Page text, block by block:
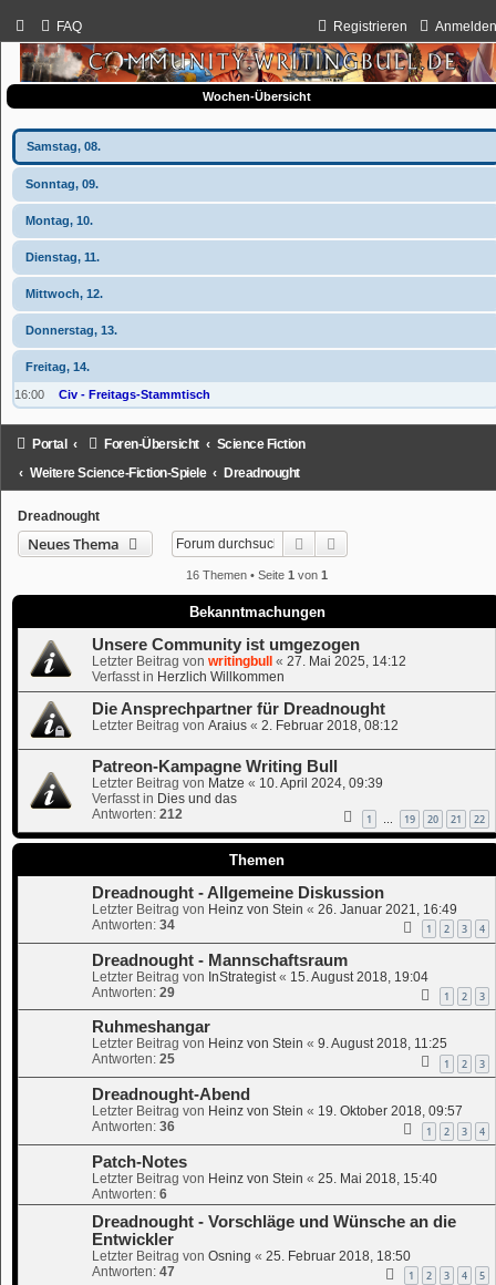
FAQ Registrieren
Wochen-Übersicht
Samstag, 08.
Sonntag, 09.
Montag, 10.
Dienstag, 11.
Mittwoch, 12.
Donnerstag, 13.
Freitag, 14.
16:00 Civ - Freitags-Stammtisch
Portal Foren-Übersicht
Science Fiction
Weitere Science-Fiction-Spiele
Dreadnought
Dreadnought
Neues Thema Suche
16 Themen • Seite1 von1
Bekanntmachungen
Unsere Community ist umgezogen
Letzter Beitrag von writingbull « 27. Mai 2025, 14:12
Verfasst in Herzlich Willkommen
Die Ansprechpartner für Dreadnought
Letzter Beitrag von Araius « 2. Februar 2018, 08:12
Patreon-Kampagne Writing Bull
Letzter Beitrag von Matze « 10. April 2024, 09:39
Verfasst in Dies und das
Antworten: 212 1 19 20 21 22
Themen
Dreadnought - Allgemeine Diskussion
Letzter Beitrag von Heinz von Stein « 26. Januar 2021, 16:49
Antworten: 34 1 2 3 4
Dreadnought - Mannschaftsraum
Letzter Beitrag von InStrategist « 15. August 2018, 19:04
Antworten: 29 1 2 3
Ruhmeshangar
Letzter Beitrag von Heinz von Stein « 9. August 2018, 11:25
Antworten: 25 1 2 3
Dreadnought-Abend
Letzter Beitrag von Heinz von Stein « 19. Oktober 2018, 09:57
Antworten: 36 1 2 3 4
Patch-Notes
Letzter Beitrag von Heinz von Stein « 25. Mai 2018, 15:40
Antworten: 6
Dreadnought - Vorschläge und Wünsche an die
Entwickler
Letzter Beitrag von Osning « 25. Februar 2018, 18:50
Antworten: 47 1 2 3 4 5